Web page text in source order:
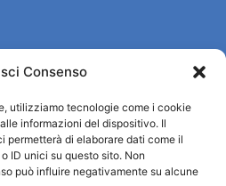
Consenso
utilizziamo tecnologie come i cookie
informazioni del dispositivo. Il
permetterà di elaborare dati come il
ID unici su questo sito. Non
può influire negativamente su alcune